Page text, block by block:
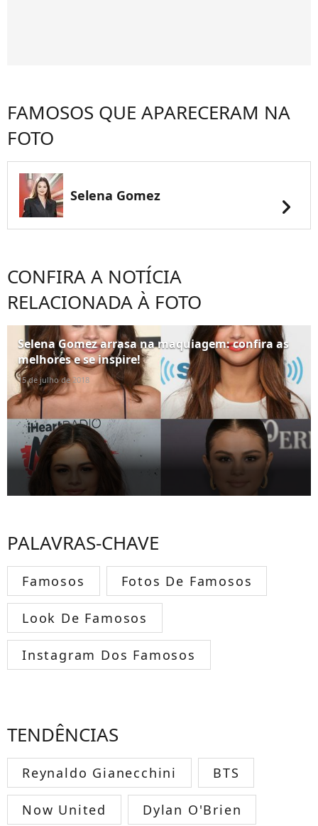
FAMOSOS QUE APARECERAM NA
FOTO
Selena Gomez chevron_right
CONFIRA A NOTÍCIA
RELACIONADA À FOTO
Selena Gomez arrasa na maquiagem: confira as
melhores e se inspire!
15 de julho de 2018
PALAVRAS-CHAVE
Famosos Fotos De Famosos
Look De Famosos
Instagram Dos Famosos
TENDÊNCIAS
Reynaldo Gianecchini BTS
Now United Dylan O'Brien